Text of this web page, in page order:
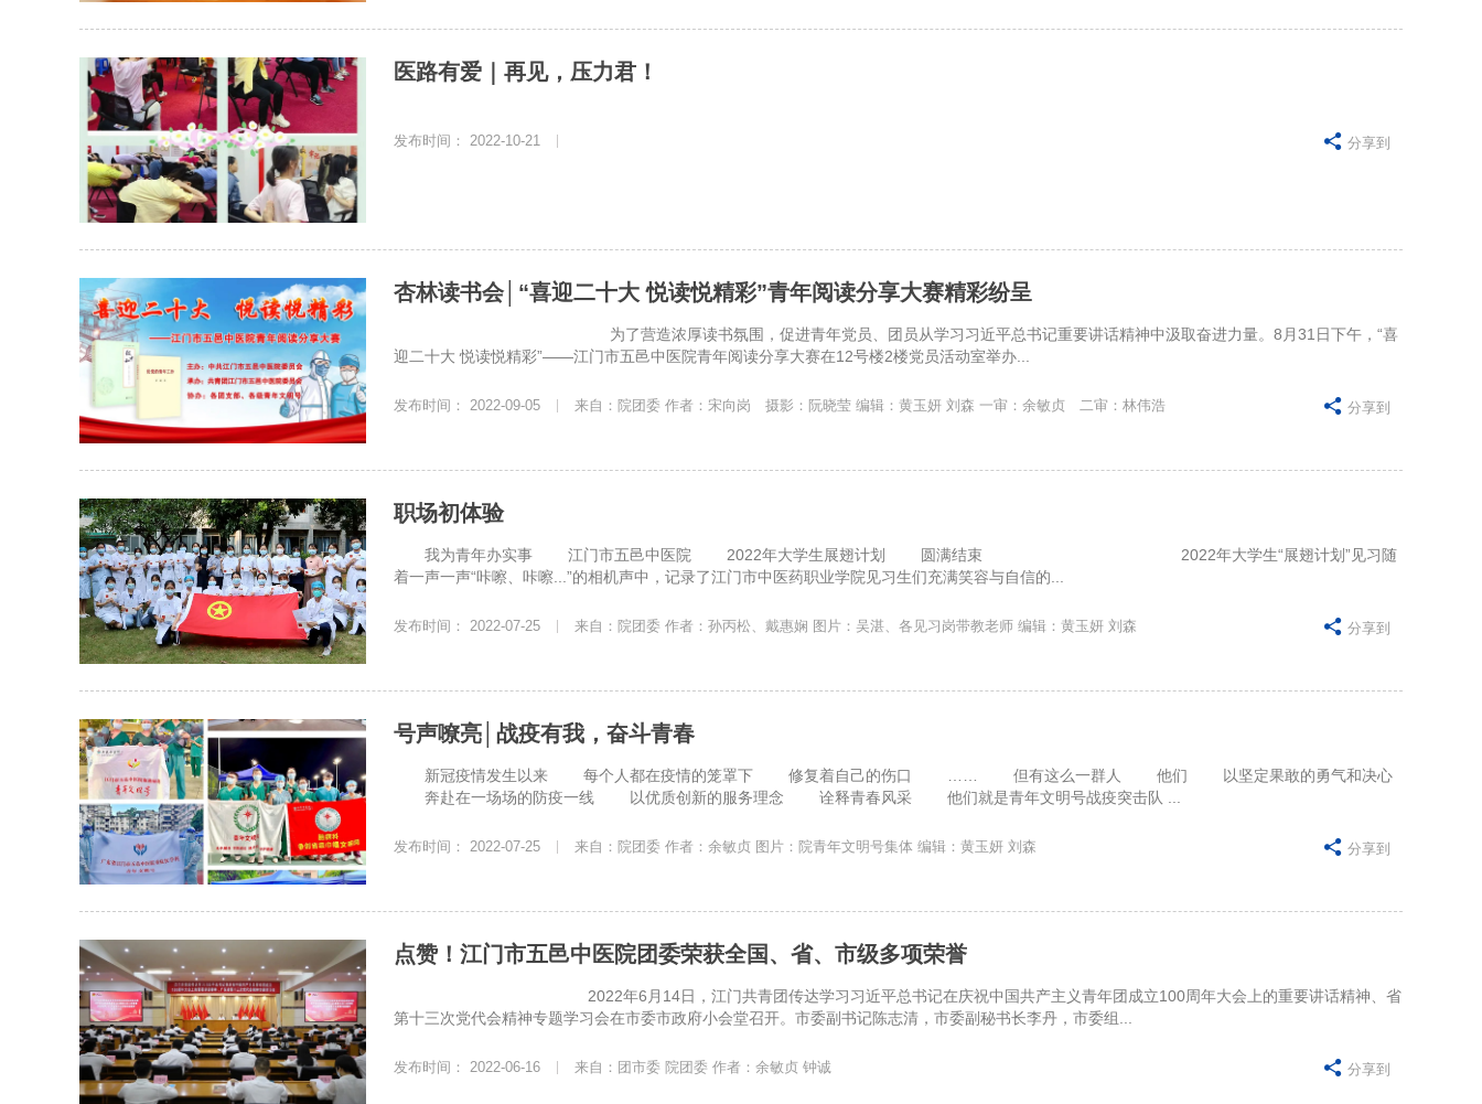
医路有爱｜再见，压力君！
发布时间： 2022-10-21  分享到
杏林读书会│“喜迎二十大 悦读悦精彩”青年阅读分享大赛精彩纷呈
为了营造浓厚读书氛围，促进青年党员、团员从学习习近平总书记重要讲话精神中汲取奋进力量。8月31日下午，“喜
迎二十大 悦读悦精彩”——江门市五邑中医院青年阅读分享大赛在12号楼2楼党员活动室举办...
发布时间： 2022-09-05 来自：院团委 作者：宋向岗 摄影：阮晓莹 编辑：黄玉妍 刘森 一审：余敏贞 二审：林伟浩  分享到
职场初体验
我为青年办实事 江门市五邑中医院 2022年大学生展翅计划 圆满结束 2022年大学生“展翅计划”见习随
着一声一声“咔嚓、咔嚓...”的相机声中，记录了江门市中医药职业学院见习生们充满笑容与自信的...
发布时间： 2022-07-25 来自：院团委 作者：孙丙松、戴惠娴 图片：吴湛、各见习岗带教老师 编辑：黄玉妍 刘森  分享到
号声嘹亮│战疫有我，奋斗青春
新冠疫情发生以来 每个人都在疫情的笼罩下 修复着自己的伤口 …… 但有这么一群人 他们 以坚定果敢的勇气和决心
奔赴在一场场的防疫一线 以优质创新的服务理念 诠释青春风采 他们就是青年文明号战疫突击队 ...
发布时间： 2022-07-25 来自：院团委 作者：余敏贞 图片：院青年文明号集体 编辑：黄玉妍 刘森  分享到
点赞！江门市五邑中医院团委荣获全国、省、市级多项荣誉
2022年6月14日，江门共青团传达学习习近平总书记在庆祝中国共产主义青年团成立100周年大会上的重要讲话精神、省
第十三次党代会精神专题学习会在市委市政府小会堂召开。市委副书记陈志清，市委副秘书长李丹，市委组...
发布时间： 2022-06-16 来自：团市委 院团委 作者：余敏贞 钟诚  分享到